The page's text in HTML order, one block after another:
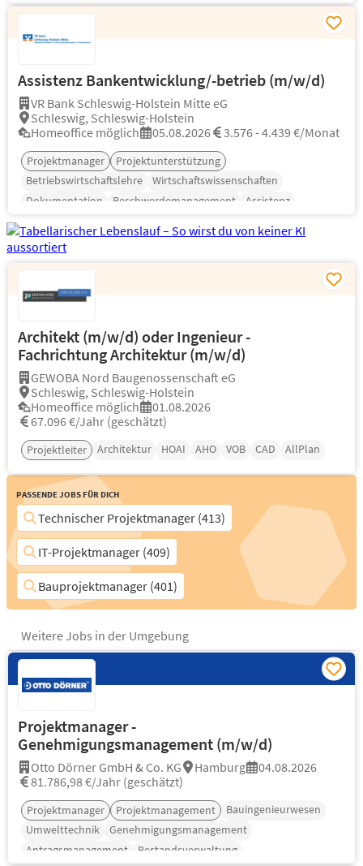
Assistenz Bankentwicklung/-betrieb (m/w/d)
VR Bank Schleswig-Holstein Mitte eG
Schleswig, Schleswig-Holstein
Homeoffice möglich
05.08.2026 3.576 - 4.439 €/Monat
Projektmanager
Projektunterstützung
Betriebswirtschaftslehre
Wirtschaftswissenschaften
Dokumentation
Beschwerdemanagement Assistenz
Architekt (m/w/d) oder Ingenieur -
Fachrichtung Architektur (m/w/d)
GEWOBA Nord Baugenossenschaft eG
Schleswig, Schleswig-Holstein
Homeoffice möglich
01.08.2026
67.096 €/Jahr (geschätzt)
Projektleiter Architektur HOAI AHO VOB CAD AllPlan
Passende Jobs für Dich
Technischer Projektmanager (413)
IT-Projektmanager (409)
Bauprojektmanager (401)
Weitere Jobs in der Umgebung
Projektmanager -
Genehmigungsmanagement (m/w/d)
Otto Dörner GmbH & Co. KG Hamburg
04.08.2026
81.786,98 €/Jahr (geschätzt)
Projektmanager Projektmanagement
Bauingenieurwesen
Umwelttechnik
Genehmigungsmanagement
Antragsmanagement
Bestandsverwaltung